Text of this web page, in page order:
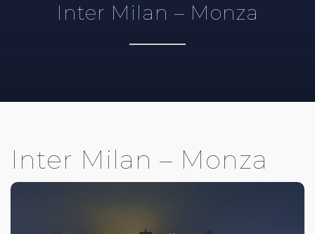
Inter Milan – Monza
Inter Milan – Monza